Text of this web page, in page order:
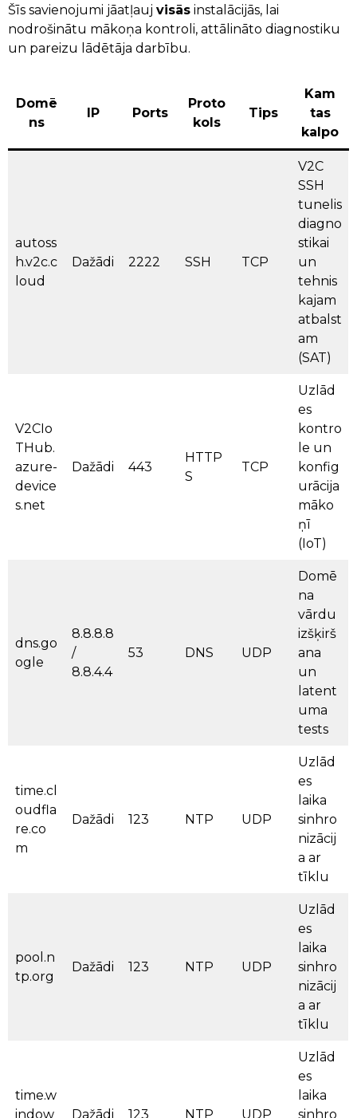
Šīs savienojumi jāatļauj visās instalācijās, lai
nodrošinātu mākoņa kontroli, attālināto diagnostiku
un pareizu lādētāja darbību.
Domē
ns
IP Ports
Proto
kols
Tips
Kam
tas
kalpo
autoss
h.v2c.c
loud
Dažādi 2222 SSH TCP
V2C
SSH
tunelis
diagno
stikai
un
tehnis
kajam
atbalst
am
(SAT)
V2CIo
THub.
azure-
device
s.net
Dažādi 443
HTTP
S
TCP
Uzlād
es
kontro
le un
konfig
urācija
māko
ņī
(IoT)
dns.go
ogle
8.8.8.8
/
8.8.4.4
53 DNS UDP
Domē
na
vārdu
izšķirš
ana
un
latent
uma
tests
time.cl
oudfla
re.co
m
Dažādi 123 NTP UDP
Uzlād
es
laika
sinhro
nizācij
a ar
tīklu
pool.n
tp.org
Dažādi 123 NTP UDP
Uzlād
es
laika
sinhro
nizācij
a ar
tīklu
time.w
indow
Dažādi 123 NTP UDP
Uzlād
es
laika
sinhro